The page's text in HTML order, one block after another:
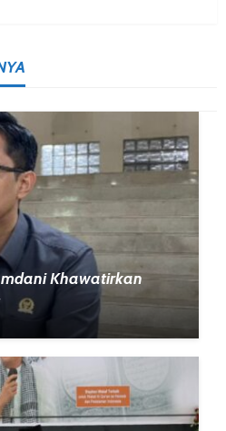
Khawatirkan